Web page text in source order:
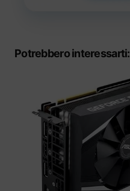
Potrebbero interessarti: